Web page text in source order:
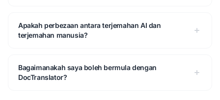
Apakah perbezaan antara terjemahan AI dan
terjemahan manusia?
Bagaimanakah saya boleh bermula dengan
DocTranslator?